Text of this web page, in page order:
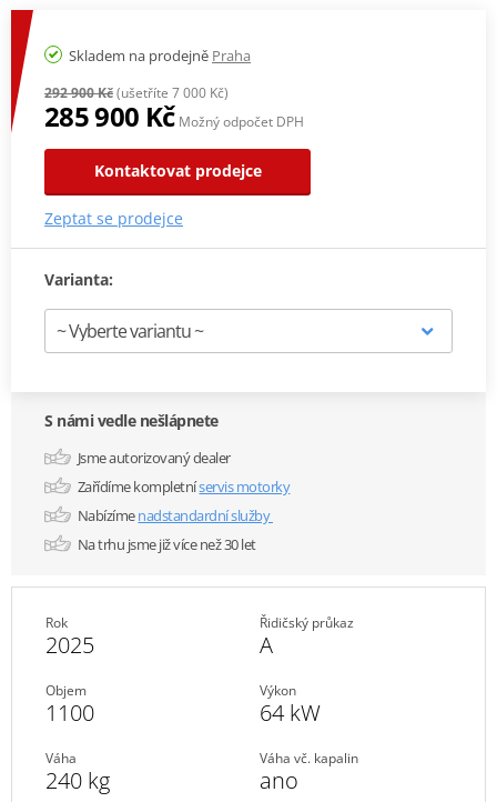
Skladem na prodejně Praha
292 900 Kč(ušetříte 7 000 Kč)
285 900 Kč Možný odpočet DPH
Kontaktovat prodejce
Zeptat se prodejce
Varianta:
S námi vedle nešlápnete
Jsme autorizovaný dealer
Zařídíme kompletníservis motorky
Nabízímenadstandardní služby
Na trhu jsme již více než 30 let
Rok
2025
Řidičský průkaz
A
Objem
1100
Výkon
64 kW
Váha
240 kg
Váha vč. kapalin
ano